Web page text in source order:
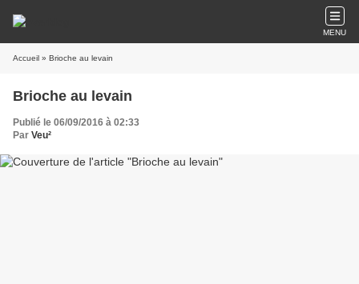
MENU
Accueil » Brioche au levain
Brioche au levain
Publié le 06/09/2016 à 02:33
Par Veu²